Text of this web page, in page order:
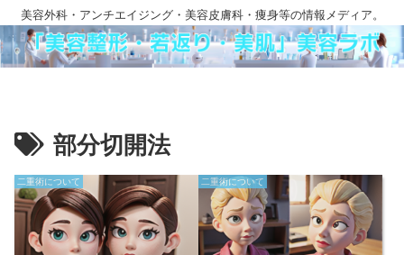
美容外科・アンチエイジング・美容皮膚科・痩身等の情報メディア。
部分切開法
二重術について 二重術について